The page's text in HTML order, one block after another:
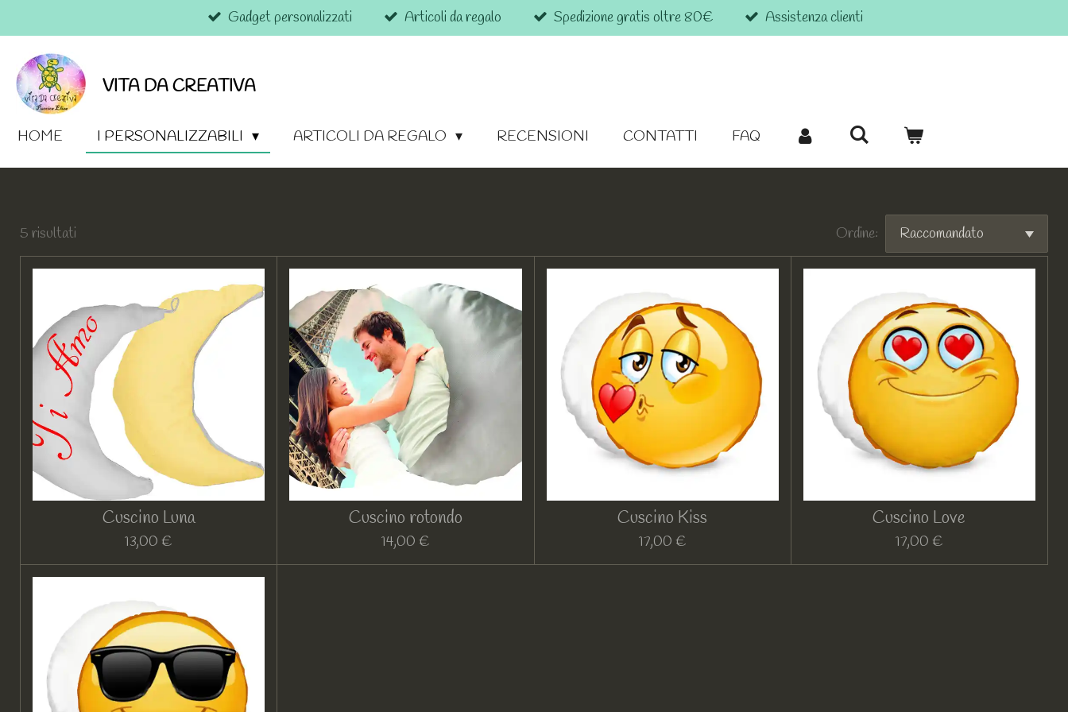
al
contenuto
principale
Gadget personalizzati Articoli da regalo Spedizione gratis oltre 80€ Assistenza clienti
VITA DA CREATIVA
HOME I PERSONALIZZABILI ARTICOLI DA REGALO RECENSIONI CONTATTI FAQ
5 risultati Ordine:
Cuscino Luna
13,00 €
Cuscino rotondo
14,00 €
Cuscino Kiss
17,00 €
Cuscino Love
17,00 €